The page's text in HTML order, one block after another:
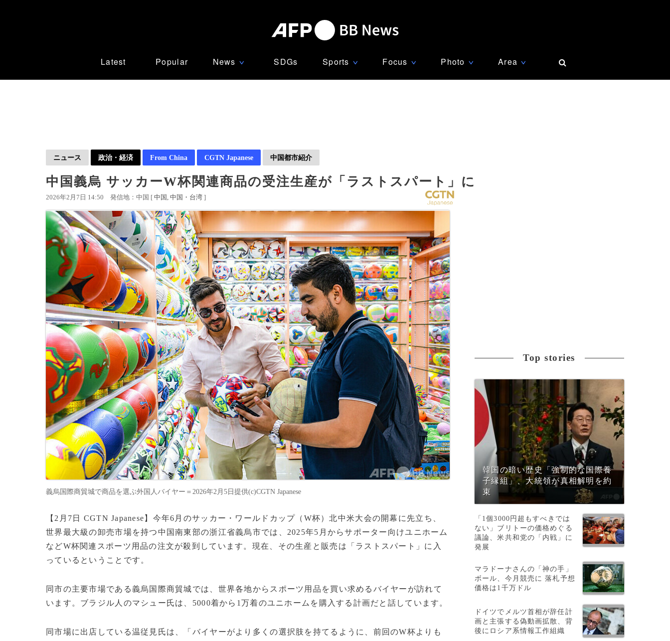
Latest Popular News ∨ SDGs Sports ∨ Focus ∨ Photo ∨ Area ∨
ニュース 政治・経済 From China CGTN Japanese 中国都市紹介
中国義烏 サッカーW杯関連商品の受注生産が「ラストスパート」に
2026年2月7日 14:50 発信地：中国 [ 中国 中国・台湾 ]
義烏国際商貿城で商品を選ぶ外国人バイヤー＝2026年2月5日提供(c)CGTN Japanese
【2月7日 CGTN Japanese】今年6月のサッカー・ワールドカップ（W杯）北中米大会の開幕に先立ち、
世界最大級の卸売市場を持つ中国南東部の浙江省義烏市では、2025年5月からサポーター向けユニホーム
などW杯関連スポーツ用品の注文が殺到しています。現在、その生産と販売は「ラストスパート」に入
っているということです。
同市の主要市場である義烏国際商貿城では、世界各地からスポーツ用品を買い求めるバイヤーが訪れて
います。ブラジル人のマシュー氏は、5000着から1万着のユニホームを購入する計画だと話しています。
同市場に出店している温従見氏は、「バイヤーがより多くの選択肢を持てるように、前回のW杯よりも
Top stories
韓国の暗い歴史「強制的な国際養
子縁組」、大統領が真相解明を約
束
「1個3000円超もすべきでは
ない」ブリトーの価格めぐる
議論、米共和党の「内戦」に
発展
マラドーナさんの「神の手」
ボール、今月競売に 落札予想
価格は1千万ドル
ドイツでメルツ首相が辞任計
画と主張する偽動画拡散、背
後にロシア系情報工作組織